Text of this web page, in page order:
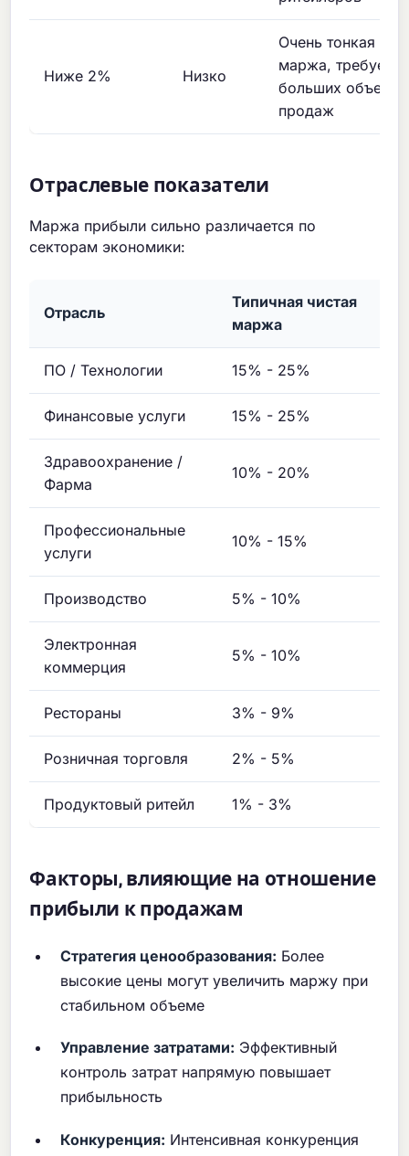
Ниже 2% Низко
Очень тонкая
маржа, требует
больших
продаж
Отраслевые показатели
Маржа прибыли сильно различается по
секторам экономики:
Отрасль
Типичная чистая
маржа
ПО / Технологии 15% - 25%
Финансовые услуги 15% - 25%
Здравоохранение /
Фарма
10% - 20%
Профессиональные
услуги
10% - 15%
Производство 5% - 10%
Электронная
коммерция
5% - 10%
Рестораны 3% - 9%
Розничная торговля 2% - 5%
Продуктовый ритейл 1% - 3%
Факторы, влияющие на отношение
прибыли к продажам
Стратегия ценообразования: Более
высокие цены могут увеличить маржу при
стабильном объеме
Управление затратами: Эффективный
контроль затрат напрямую повышает
прибыльность
Конкуренция: Интенсивная конкуренция